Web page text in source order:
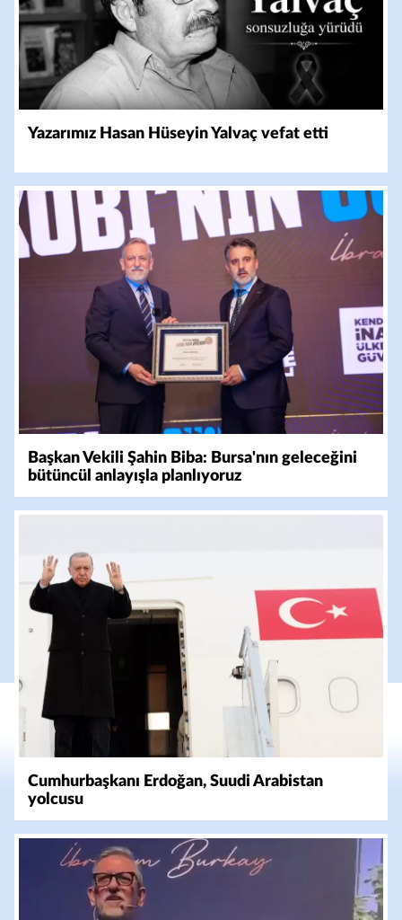
Yazarımız Hasan Hüseyin Yalvaç vefat etti
Başkan Vekili Şahin Biba: Bursa'nın geleceğini
bütüncül anlayışla planlıyoruz
Cumhurbaşkanı Erdoğan, Suudi Arabistan
yolcusu